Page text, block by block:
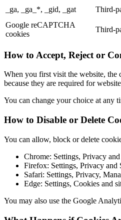
_ga, _ga_*, _gid, _gat Third-
Google reCAPTCHA
cookies
Third-
How to Accept, Reject or
When you first visit the website, the
because they are required for
You can change your choice at any
How to Disable or Delete
You can allow, block or delete
Chrome: Settings, Privacy
Firefox: Settings, Privacy and
Safari: Settings, Privacy,
Edge: Settings, Cookies and
You may also use the Google